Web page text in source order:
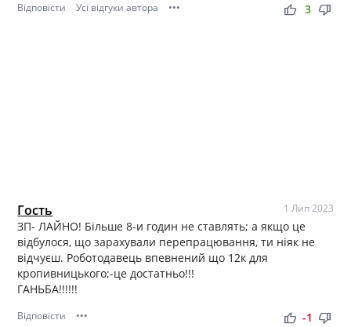
Відповісти Усі відгуки автора ••• thumb_up thumb_down
3
Гость 1 Лип 2023
ЗП- ЛАЙНО! Більше 8-и годин не ставлять; а якщо це
відбулося, що зарахували перепрацювання, ти ніяк не
відчуєш. Роботодавець впевнений що 12к для
кропивницького;-це достатньо!!!
ГАНЬБА!!!!!!
Відповісти ••• thumb_up thumb_down
-1